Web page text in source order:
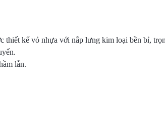
thiết kế vỏ nhựa với nắp lưng kim loại bền bỉ,
lẫn.